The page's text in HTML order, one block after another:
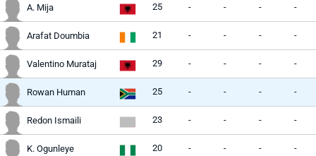
A. Mija 25 - - - -
Arafat Doumbia 21 - - - -
Valentino Murataj 29 - - - -
Rowan Human 25 - - - -
Redon Ismaili 23 - - - -
K. Ogunleye 20 - - - -